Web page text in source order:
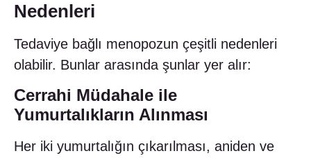
Nedenleri
Tedaviye bağlı menopozun çeşitli nedenleri
olabilir. Bunlar arasında şunlar yer alır:
Cerrahi Müdahale ile
Yumurtalıkların Alınması
Her iki yumurtalığın çıkarılması, aniden ve